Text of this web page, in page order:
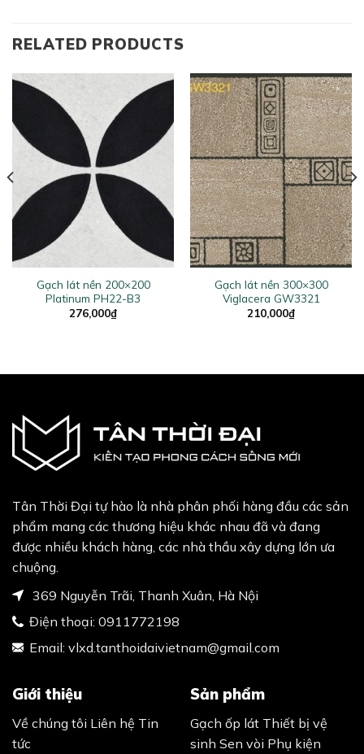
RELATED PRODUCTS
Gạch lát nền 200×200
Platinum PH22-B3
276,000₫
Gạch lát nền 300×300
Viglacera GW3321
210,000₫
Tân Thời Đại tự hào là nhà phân phối hàng đầu các sản
phẩm mang các thương hiệu khác nhau đã và đang
được nhiều khách hàng, các nhà thầu xây dựng lớn ưa
chuộng.
369 Nguyễn Trãi, Thanh Xuân, Hà Nội
Điện thoại: 0911772198
Email: vlxd.tanthoidaivietnam@gmail.com
Giới thiệu
Về chúng tôi Liên hệ Tin
tức
Sản phẩm
Gạch ốp lát Thiết bị vệ
sinh Sen vòi Phụ kiện